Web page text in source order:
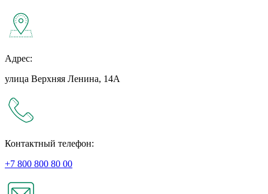
Адрес:
улица Верхняя Ленина, 14А
Контактный телефон:
+7 800 800 80 00